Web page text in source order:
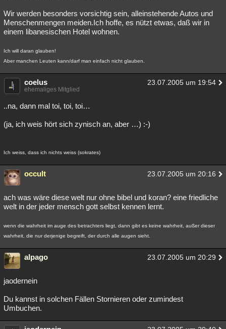
Wir werden besonders vorsichtig sein, alleinstehende Autos und
Menschenmengen meiden.Ich hoffe, es nützt etwas, daß wir in
einem libanesischen Hotel wohnen.
Ich will daran glauben!
Aber manchen Leuten kann/darf man einfach nicht glauben.
coelus 23.07.2005 um 19:54
ehemaliges Mitglied
..na, dann mal toi, toi, toi…
(ja, ich weis hört sich zynisch an, aber …) :-)
Ich weiss, dass ich nichts weiss (sokrates)
occult 23.07.2005 um 20:16
ach was wäre diese welt nur ohne bibel und koran? eine friedliche
welt in der jeder mensch gott selbst kennen lernt.
wenn die wahrheit im auge des betrachters liegt, dann gibt es keine wahrheit, außer dieser
wahrheit, die nur derjenige begreift, der durch alle augen sieht.
alpago 23.07.2005 um 20:29
jaodernein
Du kannst in solchen Fällen Stornieren oder zumindest
Umbuchen.